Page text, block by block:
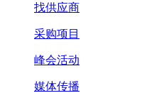
找供应商
采购项目
峰会活动
媒体传播